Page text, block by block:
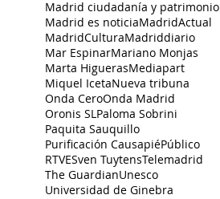
Madrid ciudadanía y patrimonio
Madrid es noticiaMadridActual
MadridCulturaMadriddiario
Mar EspinarMariano Monjas
Marta HiguerasMediapart
Miquel IcetaNueva tribuna
Onda CeroOnda Madrid
Oronis SLPaloma Sobrini
Paquita Sauquillo
Purificación CausapiéPúblico
RTVESven TuytensTelemadrid
The GuardianUnesco
Universidad de Ginebra